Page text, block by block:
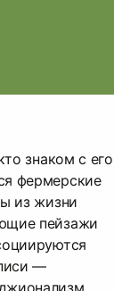
знаком с его
фермерские
из жизни
пейзажи
—